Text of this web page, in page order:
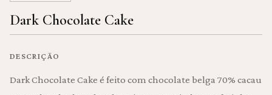
Dark Chocolate Cake
DESCRIÇÃO
Dark Chocolate Cake é feito com chocolate belga 70% cacau